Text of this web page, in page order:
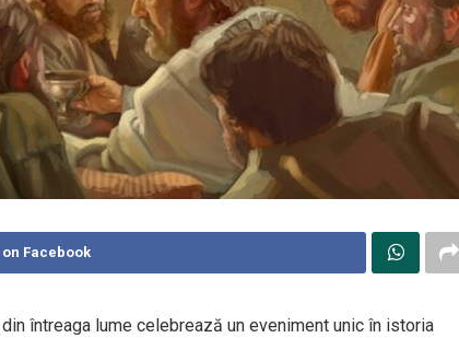
Facebook
întreaga lume celebrează un eveniment unic în istoria